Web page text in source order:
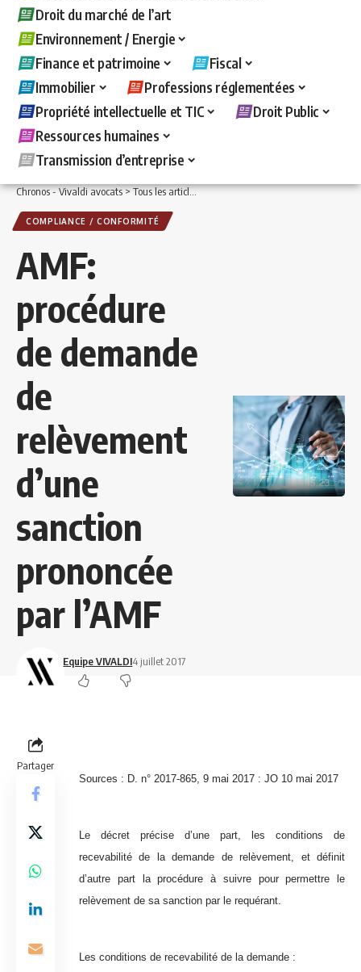
Droit du marché de l’art
Environnement / Energie
Finance et patrimoine
Fiscal
Immobilier
Professions réglementées
Propriété intellectuelle et TIC
Droit Public
Ressources humaines
Transmission d’entreprise
Chronos - Vivaldi avocats>Tous les articles >Affaires / Finances>Compliance /
COMPLIANCE / CONFORMITÉ
AMF:
procédure
de demande
de
relèvement
d’une
sanction
prononcée
par l’AMF
Equipe VIVALDI4 juillet 2017
Partager
Sources : D. n° 2017-865, 9 mai 2017 : JO 10 mai 2017
Le décret précise d’une part, les conditions de
recevabilité de la demande de relèvement, et définit
d’autre part la procédure à suivre pour permettre le
relèvement de sa sanction par le requérant.
Les conditions de recevabilité de la demande :